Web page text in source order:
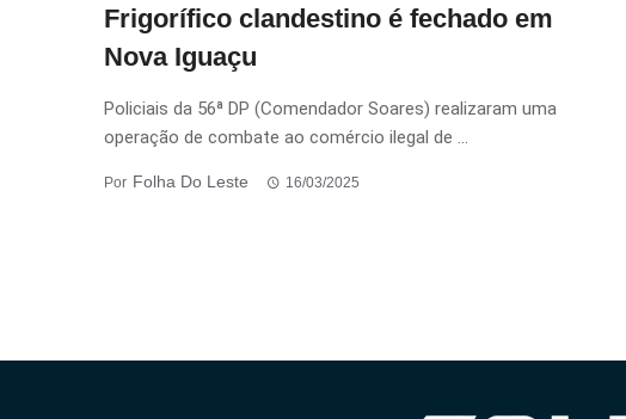
Frigorífico clandestino é fechado em
Nova Iguaçu
Policiais da 56ª DP (Comendador Soares) realizaram uma
operação de combate ao comércio ilegal de ...
Por Folha Do Leste 16/03/2025